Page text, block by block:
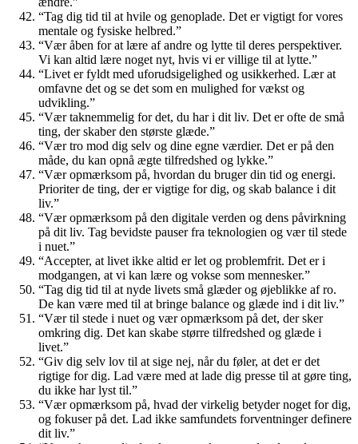
“Tag dig tid til at hvile og genoplade. Det er vigtigt for vores
mentale og fysiske helbred.”
“Vær åben for at lære af andre og lytte til deres perspektiver.
Vi kan altid lære noget nyt, hvis vi er villige til at lytte.”
“Livet er fyldt med uforudsigelighed og usikkerhed. Lær at
omfavne det og se det som en mulighed for vækst og
udvikling.”
“Vær taknemmelig for det, du har i dit liv. Det er ofte de små
ting, der skaber den største glæde.”
“Vær tro mod dig selv og dine egne værdier. Det er på den
måde, du kan opnå ægte tilfredshed og lykke.”
“Vær opmærksom på, hvordan du bruger din tid og energi.
Prioriter de ting, der er vigtige for dig, og skab balance i dit
liv.”
“Vær opmærksom på den digitale verden og dens påvirkning
på dit liv. Tag bevidste pauser fra teknologien og vær til stede
i nuet.”
“Accepter, at livet ikke altid er let og problemfrit. Det er i
modgangen, at vi kan lære og vokse som mennesker.”
“Tag dig tid til at nyde livets små glæder og øjeblikke af ro.
De kan være med til at bringe balance og glæde ind i dit liv.”
“Vær til stede i nuet og vær opmærksom på det, der sker
omkring dig. Det kan skabe større tilfredshed og glæde i
livet.”
“Giv dig selv lov til at sige nej, når du føler, at det er det
rigtige for dig. Lad være med at lade dig presse til at gøre ting,
du ikke har lyst til.”
“Vær opmærksom på, hvad der virkelig betyder noget for dig,
og fokuser på det. Lad ikke samfundets forventninger definere
dit liv.”